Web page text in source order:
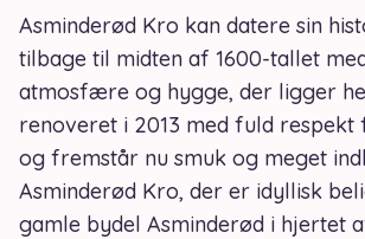
Asminderød Kro kan datere sin
tilbage til midten af 1600-tallet
atmosfære og hygge, der ligger
renoveret i 2013 med fuld respekt
og fremstår nu smuk og meget
Asminderød Kro, der er idyllisk
gamle bydel Asminderød i hjertet